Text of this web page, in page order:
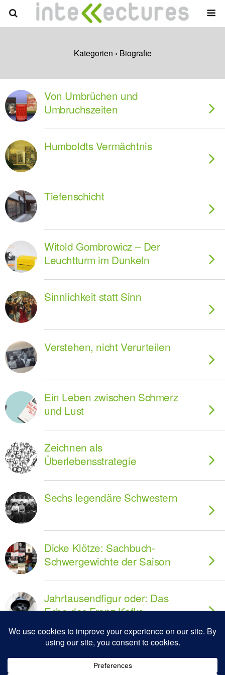
Kategorien › Biografie
Von Umbrüchen und
Umbruchszeiten
Humboldts Vermächtnis
Tiefenschicht
Witold Gombrowicz – Der
Leuchtturm im Dunkeln
Sinnlichkeit statt Sinn
Verstehen, nicht Verurteilen
Ein Leben zwischen Schmerz
und Lust
Zeichnen als
Überlebensstrategie
Sechs legendäre Schwestern
Dicke Klötze: Sachbuch-
Schwergewichte der Saison
Jahrtausendfigur oder: Das
Echo des Franz Kafka
Leben und Nachleben des
Marquis